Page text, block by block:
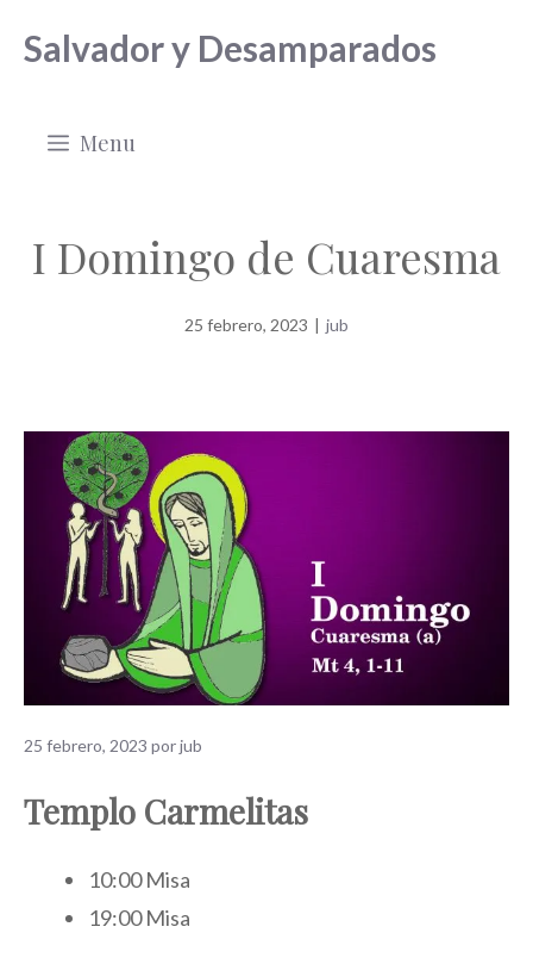
Salvador y Desamparados
Menu
I Domingo de Cuaresma
25 febrero, 2023 | jub
25 febrero, 2023 porjub
Templo Carmelitas
10:00 Misa
19:00 Misa